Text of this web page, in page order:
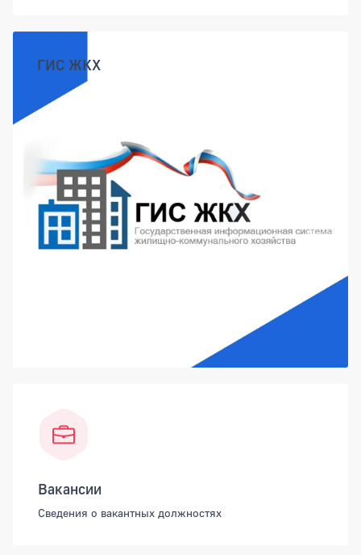
ГИС ЖКХ
Вакансии
Сведения о вакантных должностях